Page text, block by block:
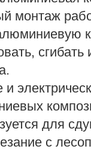
монтаж
и
для
с